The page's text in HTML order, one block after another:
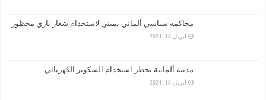
محاكمة سياسي ألماني يميني لاستخدام شعار نازي محظور
أبريل 18, 2024
مدينة ألمانية تحظر استخدام السكوتر الكهربائي
أبريل 18, 2024